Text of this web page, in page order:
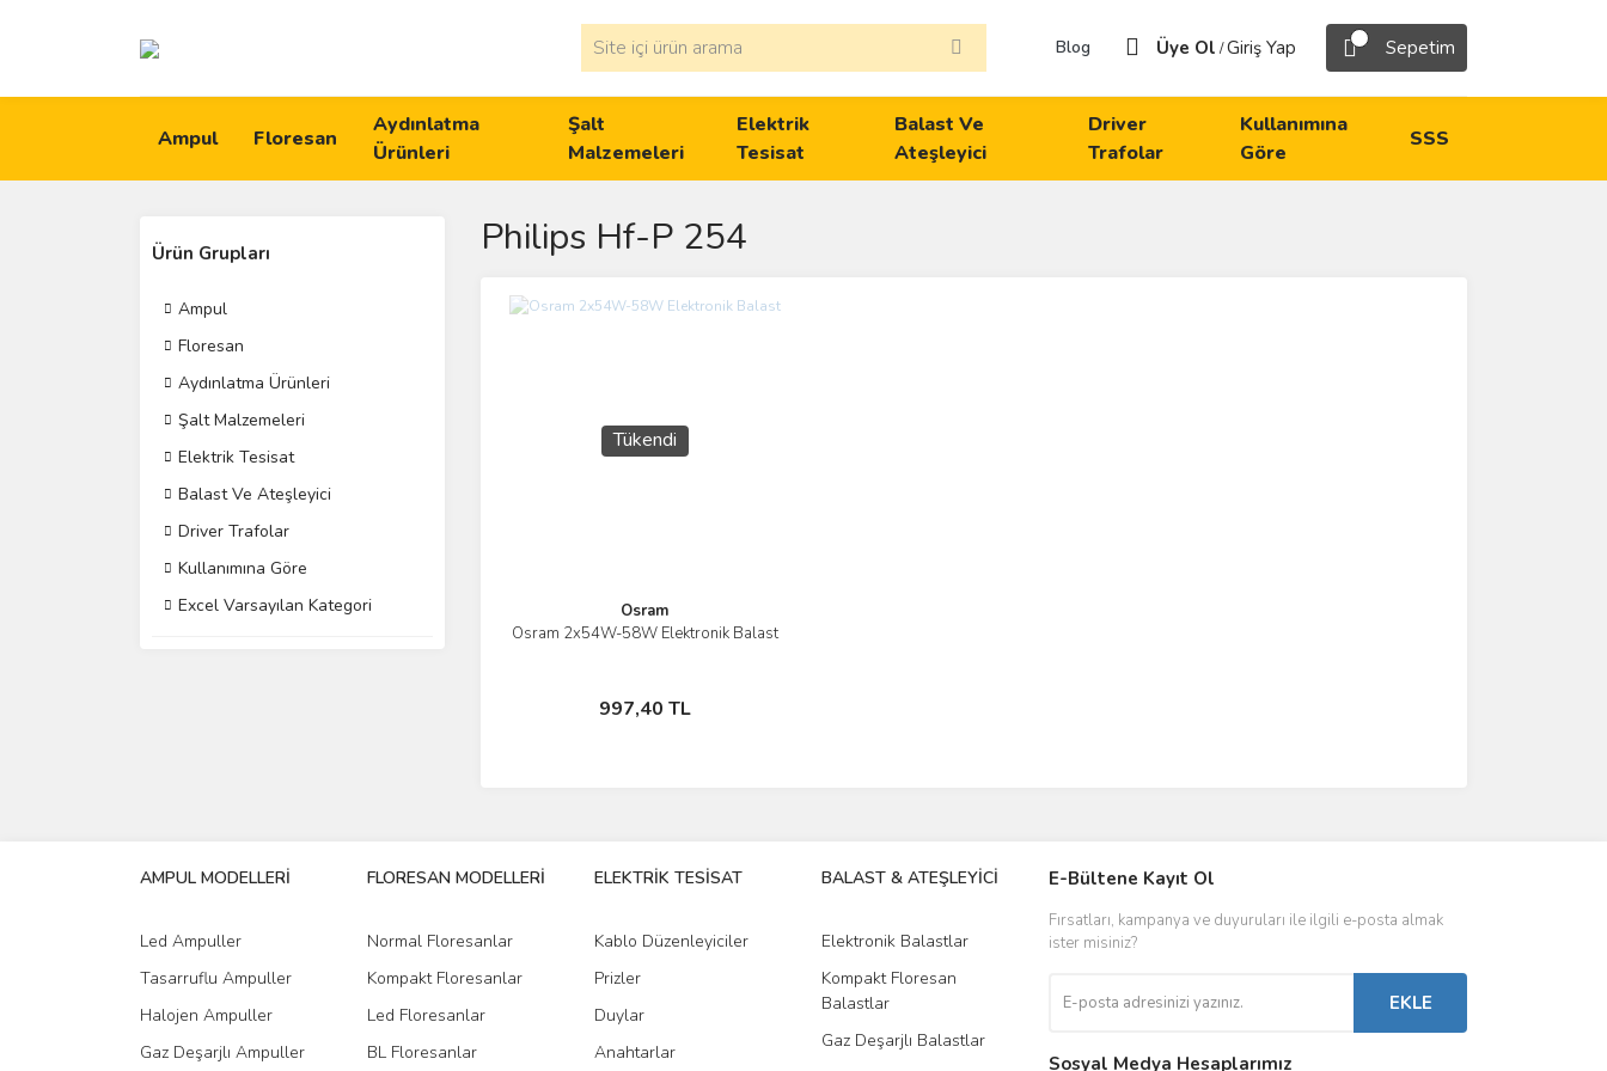
Blog Üye Ol /Giriş Yap Sepetim
Ampul Floresan
Aydınlatma
Ürünleri
Şalt
Malzemeleri
Elektrik
Tesisat
Balast Ve
Ateşleyici
Driver
Trafolar
Kullanımına
Göre
SSS
Ürün Grupları
Ampul
Floresan
Aydınlatma Ürünleri
Şalt Malzemeleri
Elektrik Tesisat
Balast Ve Ateşleyici
Driver Trafolar
Kullanımına Göre
Excel Varsayılan Kategori
Philips Hf-P 254
Tükendi
Osram
Osram 2x54W-58W Elektronik Balast
997,40 TL
İncele
Stokta Yok
AMPUL MODELLERİ
Led Ampuller
Tasarruflu Ampuller
Halojen Ampuller
Gaz Deşarjlı Ampuller
FLORESAN MODELLERİ
Normal Floresanlar
Kompakt Floresanlar
Led Floresanlar
BL Floresanlar
ELEKTRİK TESİSAT
Kablo Düzenleyiciler
Prizler
Duylar
Anahtarlar
BALAST & ATEŞLEYİCİ
Elektronik Balastlar
Kompakt Floresan
Balastlar
Gaz Deşarjlı Balastlar
DRIVER & TRAFO
Led Driverlar
Kontaktörler
Sigorta & Otomatlar
E-Bültene Kayıt Ol
Fırsatları, kampanya ve duyuruları ile ilgili e-posta almak
ister misiniz?
EKLE
Sosyal Medya Hesaplarımız